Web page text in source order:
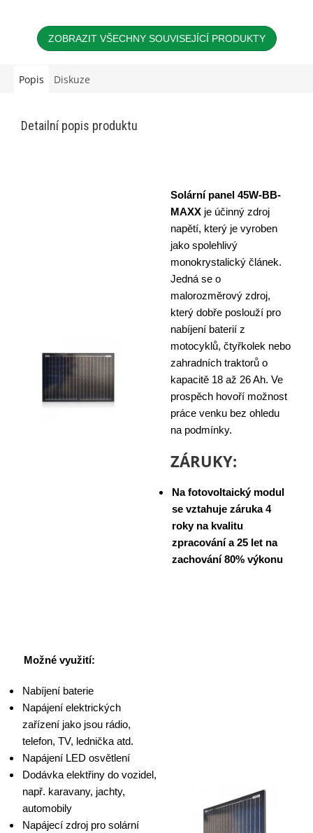
ZOBRAZIT VŠECHNY SOUVISEJÍCÍ PRODUKTY
Popis Diskuze
Detailní popis produktu
Solární panel 45W-BB-
MAXX je účinný zdroj
napětí, který je vyroben
jako spolehlivý
monokrystalický článek.
Jedná se o
malorozměrový zdroj,
který dobře poslouží pro
nabíjení baterií z
motocyklů, čtyřkolek nebo
zahradních traktorů o
kapacitě 18 až 26 Ah. Ve
prospěch hovoří možnost
práce venku bez ohledu
na podmínky.
ZÁRUKY:
Na fotovoltaický modul
se vztahuje záruka 4
roky na kvalitu
zpracování a 25 let na
zachování 80% výkonu
Možné využití:
Nabíjení baterie
Napájení elektrických
zařízení jako jsou rádio,
telefon, TV, lednička atd.
Napájení LED osvětlení
Dodávka elektřiny do vozidel,
např. karavany, jachty,
automobily
Napájecí zdroj pro solární